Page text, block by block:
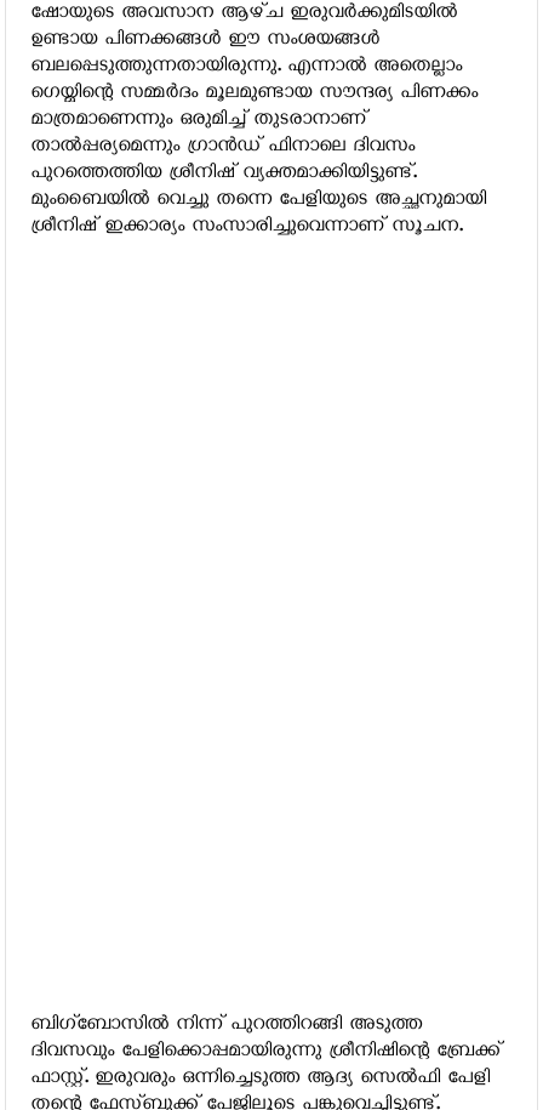
ഷോയുടെ അവസാന ആഴ്ച ഇരുവര്‍ക്കുമിടയില്‍
ഉണ്ടായ പിണക്കങ്ങള്‍ ഈ സംശയങ്ങള്‍
ബലപ്പെടുത്തുന്നതായിരുന്നു. എന്നാല്‍ അതെല്ലാം
ഗെയ്മിന്റെ സമ്മര്‍ദം മൂലമുണ്ടായ സൗന്ദര്യ പിണക്കം
മാത്രമാണെന്നും ഒരുമിച്ച് തുടരാനാണ്
താല്‍പ്പര്യമെന്നും ഗ്രാന്‍ഡ് ഫിനാലെ ദിവസം
പുറത്തെത്തിയ ശ്രീനിഷ് വ്യക്തമാക്കിയിട്ടുണ്ട്.
മുംബൈയില്‍ വെച്ചു തന്നെ പേളിയുടെ അച്ഛനുമായി
ശ്രീനിഷ് ഇക്കാര്യം സംസാരിച്ചുവെന്നാണ് സൂചന.
ബിഗ്‌ബോസില്‍ നിന്ന് പുറത്തിറങ്ങി അടുത്ത
ദിവസവും പേളിക്കൊപ്പമായിരുന്നു ശ്രീനിഷിന്റെ ബ്രേക്ക്
ഫാസ്റ്റ്. ഇരുവരും ഒന്നിച്ചെടുത്ത ആദ്യ സെല്‍ഫി പേളി